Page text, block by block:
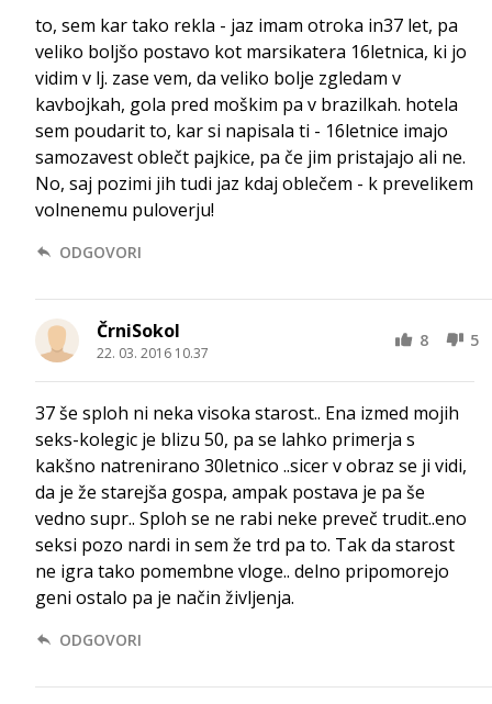
to, sem kar tako rekla - jaz imam otroka in37 let, pa
veliko boljšo postavo kot marsikatera 16letnica, ki jo
vidim v lj. zase vem, da veliko bolje zgledam v
kavbojkah, gola pred moškim pa v brazilkah. hotela
sem poudarit to, kar si napisala ti - 16letnice imajo
samozavest oblečt pajkice, pa če jim pristajajo ali ne.
No, saj pozimi jih tudi jaz kdaj oblečem - k prevelikem
volnenemu puloverju!
ODGOVORI
ČrniSokol
22. 03. 2016 10.37
8 5
37 še sploh ni neka visoka starost.. Ena izmed mojih
seks-kolegic je blizu 50, pa se lahko primerja s
kakšno natrenirano 30letnico ..sicer v obraz se ji vidi,
da je že starejša gospa, ampak postava je pa še
vedno supr.. Sploh se ne rabi neke preveč trudit..eno
seksi pozo nardi in sem že trd pa to. Tak da starost
ne igra tako pomembne vloge.. delno pripomorejo
geni ostalo pa je način življenja.
ODGOVORI